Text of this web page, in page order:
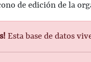
de edición de la
Esta base de datos